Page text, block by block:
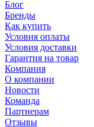
Блог
Бренды
Как купить
Условия оплаты
Условия доставки
Гарантия на товар
Компания
О компании
Новости
Команда
Партнерам
Отзывы